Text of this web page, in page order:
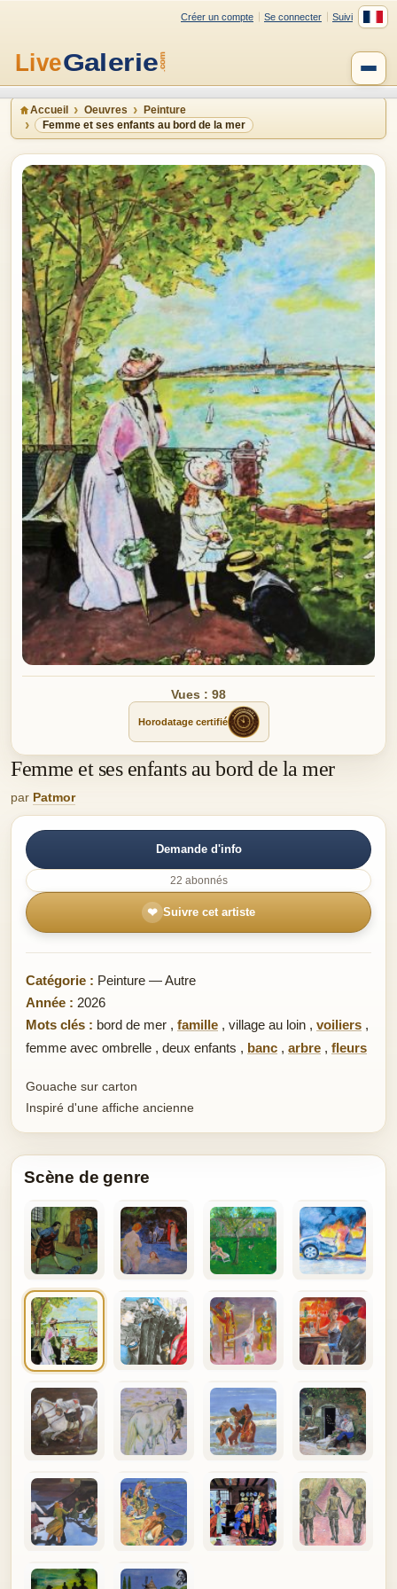
Créer un compte Se connecter Suivi
Accueil Oeuvres
Peinture
Femme et ses enfants au bord de la mer
Vues : 98
Horodatage certifié
Femme et ses enfants au bord de la mer
par Patmor
Demande d'info
22 abonnés
❤ Suivre cet artiste
Catégorie : Peinture — Autre
Année : 2026
Mots clés : bord de mer , famille , village au loin , voiliers ,
femme avec ombrelle , deux enfants , banc , arbre , fleurs
Gouache sur carton
Inspiré d'une affiche ancienne
Scène de genre